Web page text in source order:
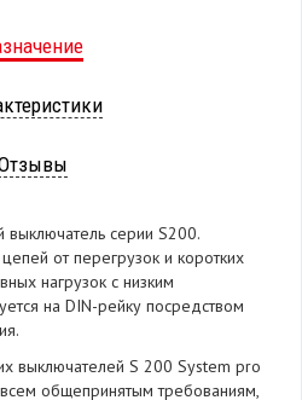
выключатель серии S200.
от перегрузок и коротких
нагрузок с низким
на DIN-рейку посредством
выключателей S 200 System pro
общепринятым требованиям,